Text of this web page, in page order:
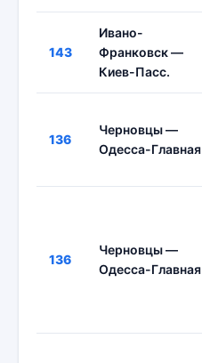
143
Ивано-
Франковск —
Киев-Пасс.
136
Черновцы —
Одесса-Главная
136
Черновцы —
Одесса-Главная